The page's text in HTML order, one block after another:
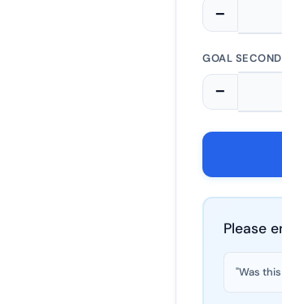
−
GOAL
−
Please
"Was